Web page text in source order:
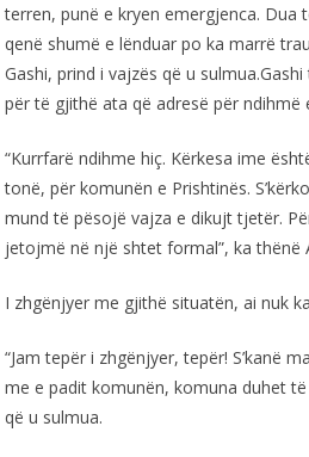
terren, punë e kryen emergjenca. Dua
qenë shumë e lënduar po ka marrë
Gashi, prind i vajzës që u
për të gjithë ata që adresë për ndihmë
“Kurrfarë ndihme hiç. Kërkesa ime
tonë, për komunën e Prishtinës.
mund të pësojë vajza e dikujt tjetër.
jetojmë në një shtet formal”, ka thënë
I zhgënjyer me gjithë situatën, ai nuk
“Jam tepër i zhgënjyer, tepër! S’kanë
me e padit komunën, komuna duhet
që u sulmua.